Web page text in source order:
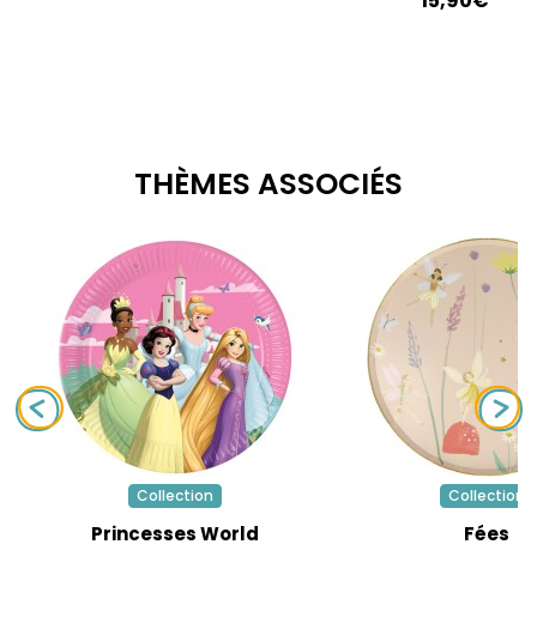
THÈMES ASSOCIÉS
Collection
Princesses World
Collection
Fées